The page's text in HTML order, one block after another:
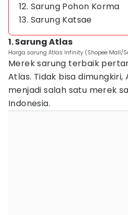
12. Sarung Pohon Korma
13. Sarung Katsae
1. Sarung Atlas
Harga sarung Atlas Infinity (Shopee Mall/
Merek sarung terbaik
Atlas. Tidak bisa
menjadi salah satu merek
Indonesia.